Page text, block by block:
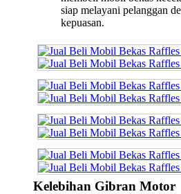
siap melayani pelanggan
kepuasan.
Kelebihan Gibran Motor